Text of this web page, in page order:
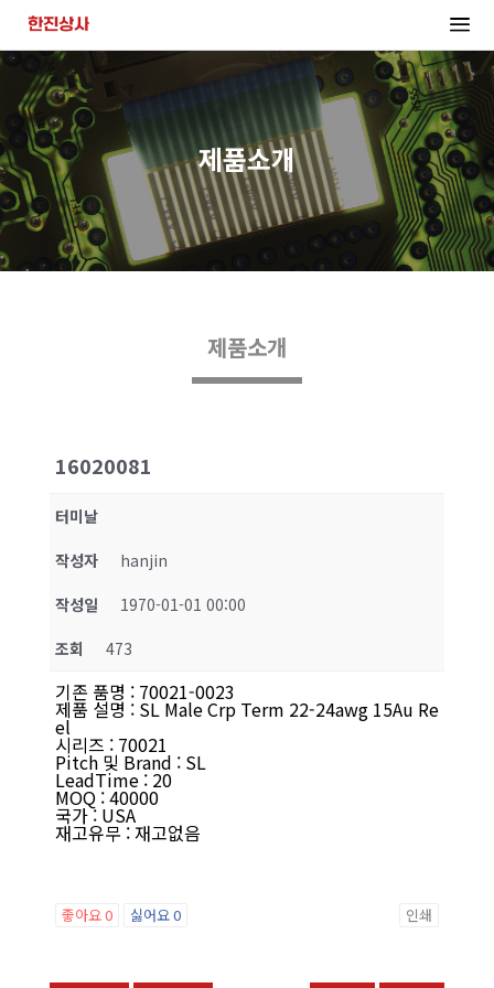
제품소개
제품소개
16020081
터미날
작성자
hanjin
작성일
1970-01-01 00:00
조회
473
기존 품명 : 70021-0023
제품 설명 : SL Male Crp Term 22-24awg 15Au Re
el
시리즈 : 70021
Pitch 및 Brand : SL
LeadTime: 20
MOQ:40000
국가: USA
재고유무 :재고없음
좋아요0 싫어요0 인쇄